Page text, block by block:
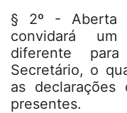
§ 2º - Aberta
convidará
diferente
Secretário, o
as declarações
presentes.